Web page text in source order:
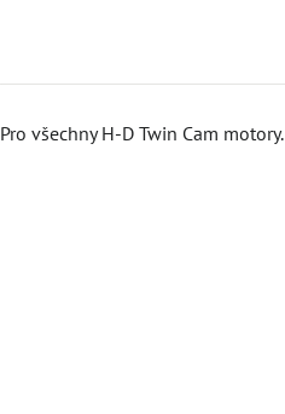
Pro všechny H-D Twin Cam motory.